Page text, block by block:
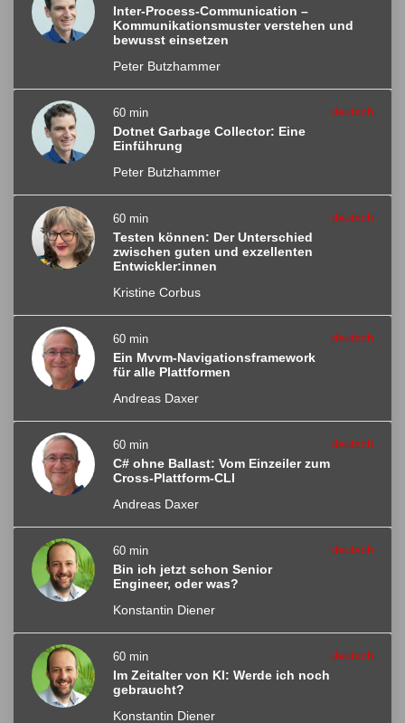
Inter-Process-Communication –
Kommunikationsmuster verstehen und
bewusst einsetzen
Peter Butzhammer
60 min deutsch
Dotnet Garbage Collector: Eine
Einführung
Peter Butzhammer
60 min deutsch
Testen können: Der Unterschied
zwischen guten und exzellenten
Entwickler:innen
Kristine Corbus
60 min deutsch
Ein Mvvm-Navigationsframework
für alle Plattformen
Andreas Daxer
60 min deutsch
C# ohne Ballast: Vom Einzeiler zum
Cross-Plattform-CLI
Andreas Daxer
60 min deutsch
Bin ich jetzt schon Senior
Engineer, oder was?
Konstantin Diener
60 min deutsch
Im Zeitalter von KI: Werde ich noch
gebraucht?
Konstantin Diener